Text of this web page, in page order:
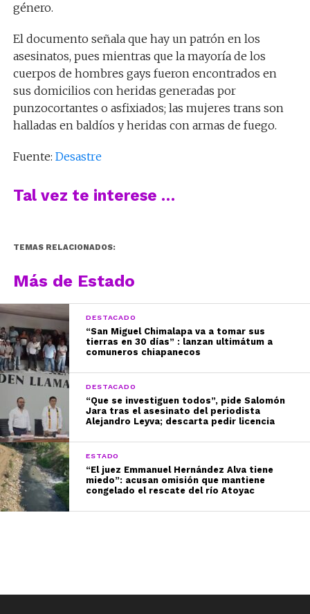
género.
El documento señala que hay un patrón en los
asesinatos, pues mientras que la mayoría de los
cuerpos de hombres gays fueron encontrados en
sus domicilios con heridas generadas por
punzocortantes o asfixiados; las mujeres trans son
halladas en baldíos y heridas con armas de fuego.
Fuente: Desastre
Tal vez te interese …
TEMAS RELACIONADOS:
Más de Estado
DESTACADO
“San Miguel Chimalapa va a tomar sus
tierras en 30 días” : lanzan ultimátum a
comuneros chiapanecos
DESTACADO
“Que se investiguen todos”, pide Salomón
Jara tras el asesinato del periodista
Alejandro Leyva; descarta pedir licencia
ESTADO
“El juez Emmanuel Hernández Alva tiene
miedo”: acusan omisión que mantiene
congelado el rescate del río Atoyac